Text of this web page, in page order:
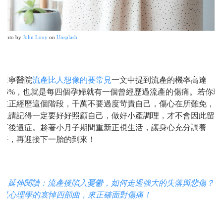
Photo byJohn Looy onUnsplash
康寧醫院流產比人想像的要常見一文中提到流產的機率高達
25%，也就是每四個孕婦就有一個曾經歷過流產的傷痛。若你現
在正經歷這個階段，千萬不要過度苛責自己，傷心在所難免，
但請記得一定要好好照顧自己，做好小產調理，才不會因此留
下後遺症。趁著小月子期間重新正視生活，讓身心充分調養
好，再迎接下一胎的到來！
> 延伸閱讀：流產後陷入憂鬱，如何走過強大的失落與悲傷？
以心理學的哀悼四部曲，來正確面對傷痛！